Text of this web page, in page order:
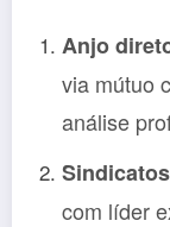
Anjo
via mútuo
análise
com líder